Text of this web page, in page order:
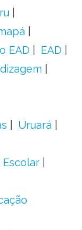
EAD
EAD
Uruará